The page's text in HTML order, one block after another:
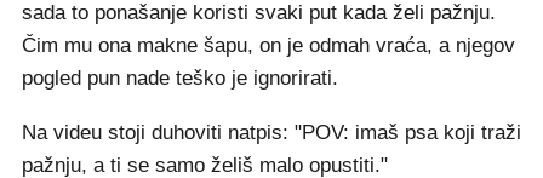
sada to ponašanje koristi svaki put kada želi pažnju.
Čim mu ona makne šapu, on je odmah vraća, a njegov
pogled pun nade teško je ignorirati.
Na videu stoji duhoviti natpis: "POV: imaš psa koji traži
pažnju, a ti se samo želiš malo opustiti."